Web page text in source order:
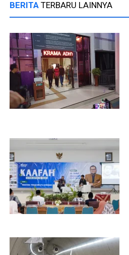
BERITA TERBARU LAINNYA